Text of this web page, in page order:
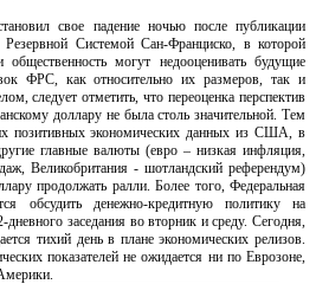
свое падение ночью после публикации
Резервной Системой Сан-Франциско, в которой
могут недооценивать будущие
ФРС, как относительно их размеров, так и
следует отметить, что переоценка перспектив
доллару не была столь значительной. Тем
позитивных экономических данных из США, в
главные валюты (евро – низкая инфляция,
Великобритания - шотландский референдум)
продолжать ралли. Более того, Федеральная
обсудить денежно-кредитную политику на
заседания во вторник и среду. Сегодня,
тихий день в плане экономических релизов.
показателей не ожидается ни по Еврозоне,